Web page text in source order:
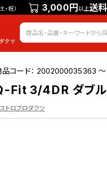
・祝） 3,000円以上送
会員登録
品コード：2002000035363
Fit 3/4DR ダブル
トロプロダクツ